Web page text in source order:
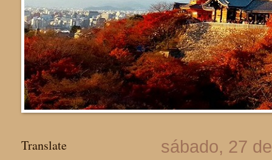
sábado, 27
Translate